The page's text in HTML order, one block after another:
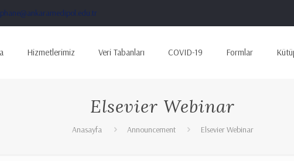
Hizmetlerimiz Veri Tabanları COVID-19 Formlar
Elsevier Webinar
Anasayfa Announcement Elsevier Webinar